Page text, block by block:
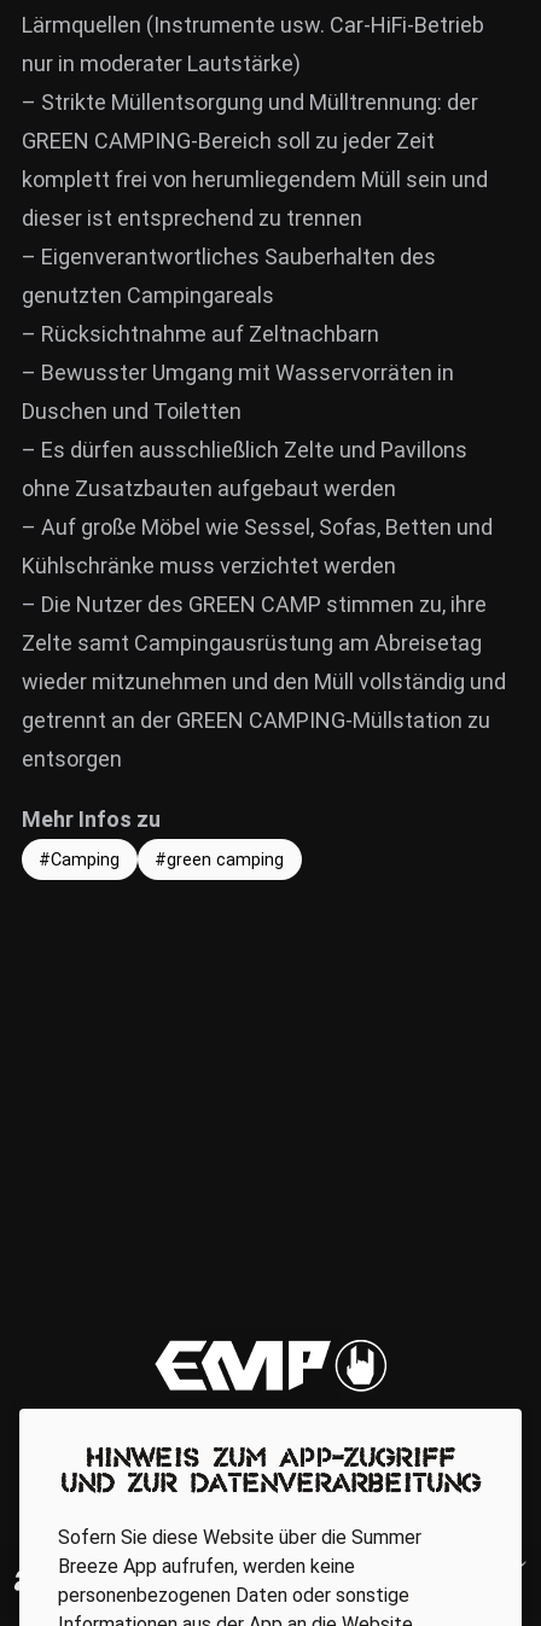
Lärmquellen (Instrumente usw. Car-HiFi-Betrieb
nur in moderater Lautstärke)
– Strikte Müllentsorgung und Mülltrennung: der
GREEN CAMPING-Bereich soll zu jeder Zeit
komplett frei von herumliegendem Müll sein und
dieser ist entsprechend zu trennen
– Eigenverantwortliches Sauberhalten des
genutzten Campingareals
– Rücksichtnahme auf Zeltnachbarn
– Bewusster Umgang mit Wasservorräten in
Duschen und Toiletten
– Es dürfen ausschließlich Zelte und Pavillons
ohne Zusatzbauten aufgebaut werden
– Auf große Möbel wie Sessel, Sofas, Betten und
Kühlschränke muss verzichtet werden
– Die Nutzer des GREEN CAMP stimmen zu, ihre
Zelte samt Campingausrüstung am Abreisetag
wieder mitzunehmen und den Müll vollständig und
getrennt an der GREEN CAMPING-Müllstation zu
entsorgen
Mehr Infos zu
Camping green camping
Hinweis zum App-Zugriff
und zur Datenverarbeitung
Sofern Sie diese Website über die Summer
Breeze App aufrufen, werden keine
personenbezogenen Daten oder sonstige